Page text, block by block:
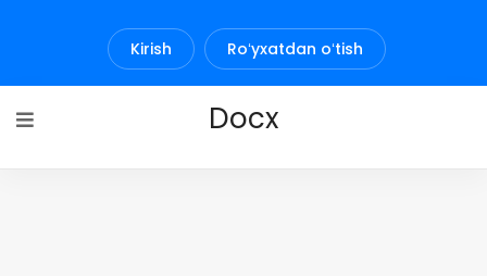
Kirish Roʻyxatdan oʻtish
Docx